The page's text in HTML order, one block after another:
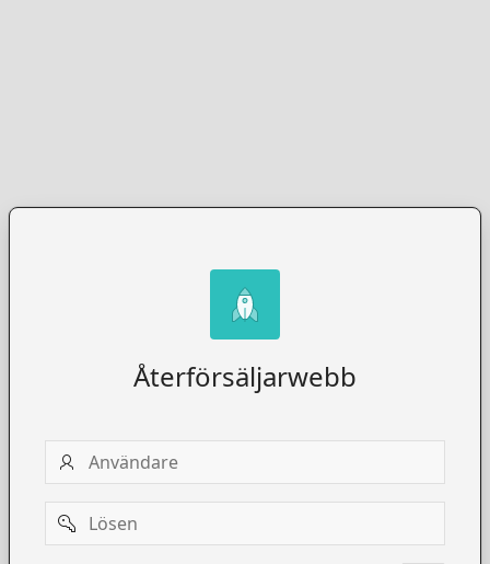
Återförsäljarwebb
Användare
Password